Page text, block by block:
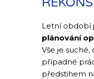
Letní období
plánování
Vše je
případné
předstihem